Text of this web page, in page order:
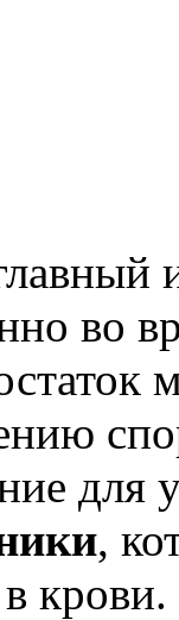
во
для
,
крови.